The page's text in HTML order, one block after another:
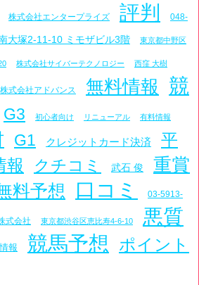
株式会社エンタープライズ 評判 048-
大塚2-11-10 ミモザビル3階 東京都中野区
株式会社サイバーテクノロジー 西窪 大樹
株式会社アドバンス 無料情報 競
G3 初心者向け リニューアル 有料情報
G1 クレジットカード決済
平
報 クチコミ 武石 俊 重賞
料予想 口コミ 03-5913-
式会社 東京都渋谷区恵比寿4-6-10 悪質
報 競馬予想
ポイント